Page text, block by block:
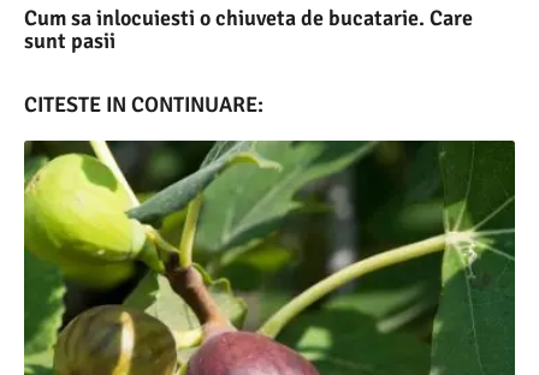
Cum sa inlocuiesti o chiuveta de bucatarie. Care
sunt pasii
CITESTE IN CONTINUARE: